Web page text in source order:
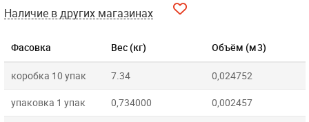
Фасовка Вес (кг) Объём (м3)
коробка 10 упак 7.34 0,024752
упаковка 1 упак 0,734000 0,002457
Наличие в других магазинах